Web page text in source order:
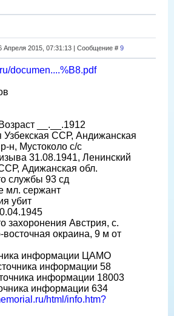
Апреля 2015, 07:31:13 | Сообщение # 9
documen....%B8.pdf
__.__.1912
Узбекская ССР, Андижанская
н, Мустоколо с/с
31.08.1941, Ленинский
Адижанская обл.
службы 93 сд
мл. сержант
убит
захоронения Австрия, с.
окраина, 9 м от
информации ЦАМО
информации 58
информации 18003
информации 634
html/info.htm?